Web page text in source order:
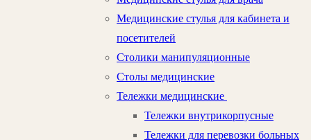
Медицинские стулья для кабинета и
посетителей
Столики манипуляционные
Столы медицинские
Тележки медицинские
Тележки внутрикорпусные
Тележки для перевозки больных